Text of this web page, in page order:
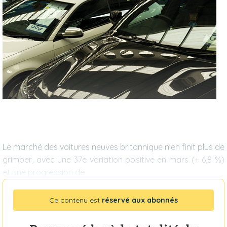
Le marché des voitures neuves britannique n’en finit plus de
grimper, avec une 37e variation positive en mars (+ 6,8 %)
Ce contenu est réservé aux abonnés